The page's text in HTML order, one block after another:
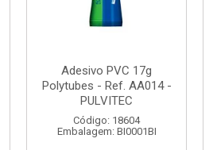
Adesivo PVC 17g
Polytubes - Ref. AA014 -
PULVITEC
Código: 18604
Embalagem: BI0001BI